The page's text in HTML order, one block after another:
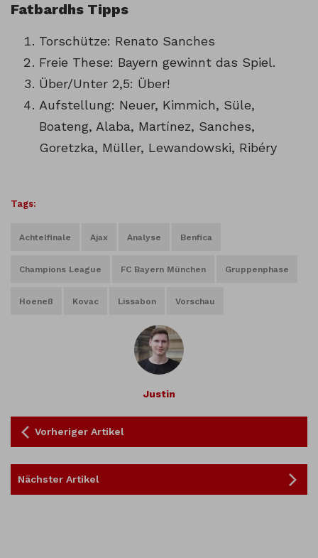
Fatbardhs Tipps
Torschütze: Renato Sanches
Freie These: Bayern gewinnt das Spiel.
Über/Unter 2,5: Über!
Aufstellung: Neuer, Kimmich, Süle,
Boateng, Alaba, Martínez, Sanches,
Goretzka, Müller, Lewandowski, Ribéry
Tags:
Achtelfinale Ajax Analyse Benfica
Champions League FC Bayern München Gruppenphase
Hoeneß Kovac Lissabon Vorschau
Justin
Vorheriger Artikel
Nächster Artikel